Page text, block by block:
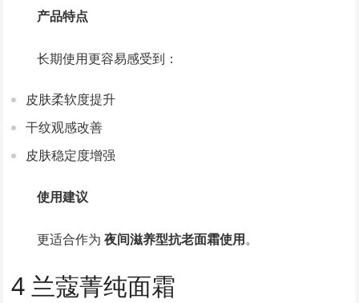
产品特点
长期使用更容易感受到：
皮肤柔软度提升
干纹观感改善
皮肤稳定度增强
使用建议
更适合作为夜间滋养型抗老面霜使用。
4 兰蔻菁纯面霜